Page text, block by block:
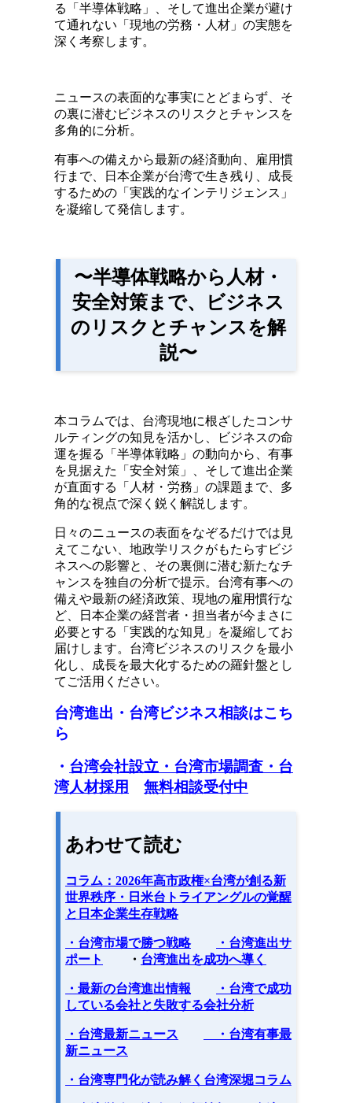
る「半導体戦略」、そして進出企業が避け
て通れない「現地の労務・人材」の実態を
深く考察します。
ニュースの表面的な事実にとどまらず、そ
の裏に潜むビジネスのリスクとチャンスを
多角的に分析。
有事への備えから最新の経済動向、雇用慣
行まで、日本企業が台湾で生き残り、成長
するための「実践的なインテリジェンス」
を凝縮して発信します。
〜半導体戦略から人材・
安全対策まで、ビジネス
のリスクとチャンスを解
説〜
本コラムでは、台湾現地に根ざしたコンサ
ルティングの知見を活かし、ビジネスの命
運を握る「半導体戦略」の動向から、有事
を見据えた「安全対策」、そして進出企業
が直面する「人材・労務」の課題まで、多
角的な視点で深く鋭く解説します。
日々のニュースの表面をなぞるだけでは見
えてこない、地政学リスクがもたらすビジ
ネスへの影響と、その裏側に潜む新たなチ
ャンスを独自の分析で提示。台湾有事への
備えや最新の経済政策、現地の雇用慣行な
ど、日本企業の経営者・担当者が今まさに
必要とする「実践的な知見」を凝縮してお
届けします。台湾ビジネスのリスクを最小
化し、成長を最大化するための羅針盤とし
てご活用ください。
台湾進出・台湾ビジネス相談はこち
ら
・ 台湾会社設立 ・台湾市場調査 ・台
湾人材採用
無料相談受付中
あわせて読む
コラム： 2026年高市政権×台湾が創る新
世界秩序・日米台トライアングルの覚醒
と日本企業生存戦略
・台湾市場で勝つ戦略
・台湾進出サ
ポート
・ 台湾進出を成功へ導く
・最新の台湾進出情報
・台湾で成功
している会社と失敗する会社分析
・台湾最新ニュース
・台湾有事最
新ニュース
・台湾専門化が読み解く台湾深堀コラム